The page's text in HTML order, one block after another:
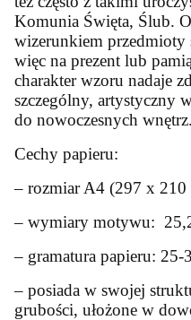
Komunia Święta, Ślub.
wizerunkiem przedmioty
więc na prezent lub
charakter wzoru nadaje
szczególny, artystyczny
do nowoczesnych wnętrz.
Cechy papieru:
– rozmiar A4 (297 x 210
– wymiary motywu:
– gramatura papieru: 25-
– posiada w swojej
grubości, ułożone w